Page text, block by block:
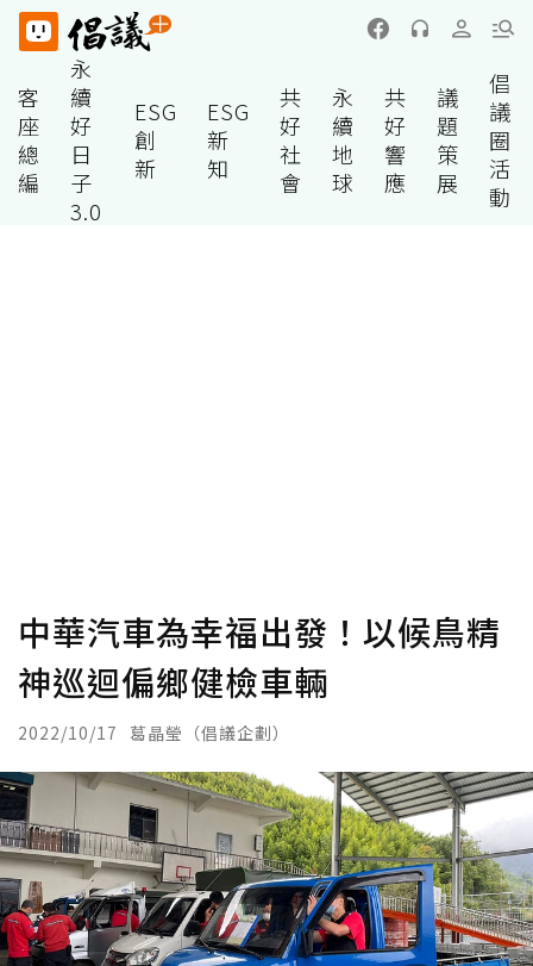
客
座
總
編
永
續
好
日
子
3.0
ESG
創
新
ESG
新
知
共
好
社
會
永
續
地
球
共
好
響
應
議
題
策
展
倡
議
圈
活
動
中華汽車為幸福出發！以候鳥精
神巡迴偏鄉健檢車輛
2022/10/17 葛晶瑩（倡議企劃）